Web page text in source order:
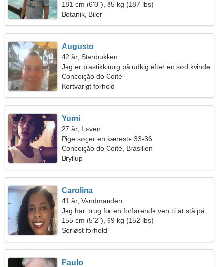
181 cm (6'0"), 85 kg (187 lbs)
Botanik, Biler
Augusto
42 år, Stenbukken
Jeg er plastikkirurg på udkig efter en sød kvinde
Conceição do Coité
Kortvarigt forhold
Yumi
27 år, Løven
Pige søger en kæreste 33-36
Conceição do Coité, Brasilien
Bryllup
Carolina
41 år, Vandmanden
Jeg har brug for en forførende ven til at stå på
ski sammen
155 cm (5'2"), 69 kg (152 lbs)
Seriøst forhold
Paulo